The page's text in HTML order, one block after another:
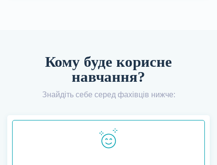
Кому буде корисне
навчання?
Знайдіть себе серед фахівців нижче: